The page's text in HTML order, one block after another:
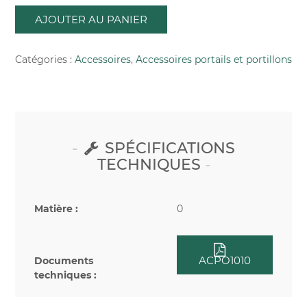
AJOUTER AU PANIER
Catégories : Accessoires, Accessoires portails et portillons
SPÉCIFICATIONS
TECHNIQUES
Matière : 0
Documents
techniques :
ACPO1010